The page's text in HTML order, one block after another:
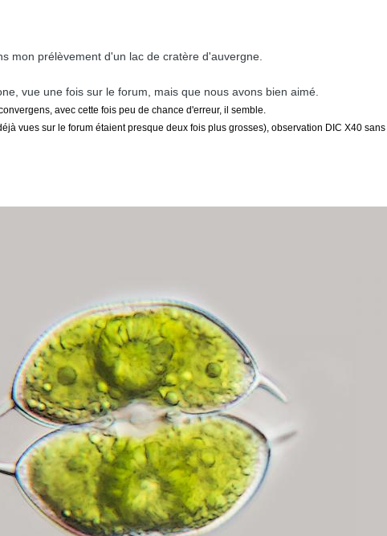
mon prélèvement d'un lac de cratère d'auvergne.
vue une fois sur le forum, mais que nous avons bien aimé.
avec cette fois peu de chance d'erreur, il semble.
vues sur le forum étaient presque deux fois plus grosses), observation DIC X40